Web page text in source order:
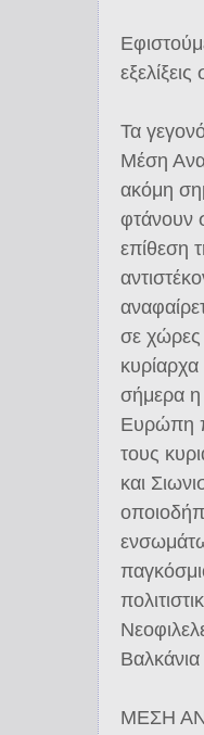
Τα
Μέση
ακόμη
φτάνουν
επίθεση
σε χώρες
σήμερα η
Ευρώπη
τους
και
ΜΕΣΗ